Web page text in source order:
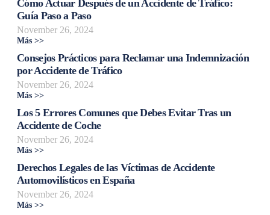
Cómo Actuar Después de un Accidente de Tráfico:
Guía Paso a Paso
November 26, 2024
Más >>
Consejos Prácticos para Reclamar una Indemnización
por Accidente de Tráfico
November 26, 2024
Más >>
Los 5 Errores Comunes que Debes Evitar Tras un
Accidente de Coche
November 26, 2024
Más >>
Derechos Legales de las Víctimas de Accidente
Automovilísticos en España
November 26, 2024
Más >>